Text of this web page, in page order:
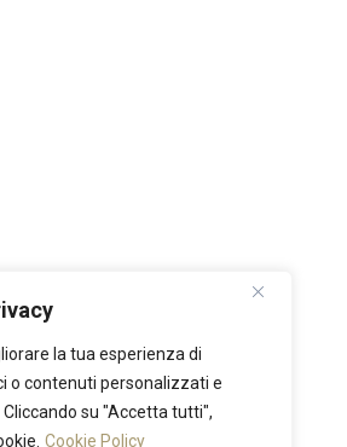
la tua esperienza di
o contenuti personalizzati e
su "Accetta tutti",
Cookie Policy